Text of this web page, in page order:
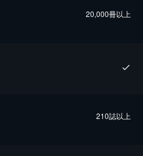
20,000冊以上
210誌以上